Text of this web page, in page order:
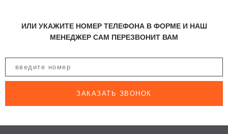
ИЛИ УКАЖИТЕ НОМЕР ТЕЛЕФОНА В ФОРМЕ И НАШ
МЕНЕДЖЕР САМ ПЕРЕЗВОНИТ ВАМ
ЗАКАЗАТЬ ЗВОНОК